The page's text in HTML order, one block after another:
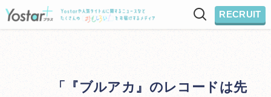
RECRUIT
「『ブルアカ』のレコードは先